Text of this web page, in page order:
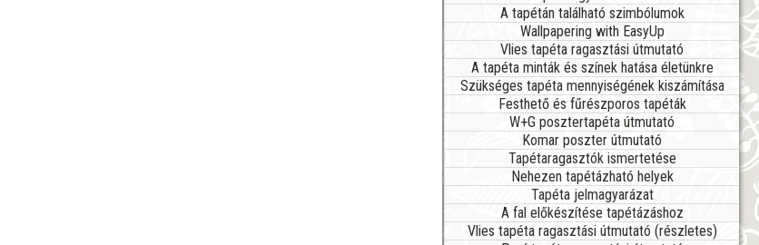
A tapétán található szimbólumok
Wallpapering with EasyUp
Vlies tapéta ragasztási útmutató
A tapéta minták és színek hatása életünkre
Szükséges tapéta mennyiségének kiszámítása
Festhető és fűrészporos tapéták
W+G posztertapéta útmutató
Komar poszter útmutató
Tapétaragasztók ismertetése
Nehezen tapétázható helyek
Tapéta jelmagyarázat
A fal előkészítése tapétázáshoz
Vlies tapéta ragasztási útmutató (részletes)